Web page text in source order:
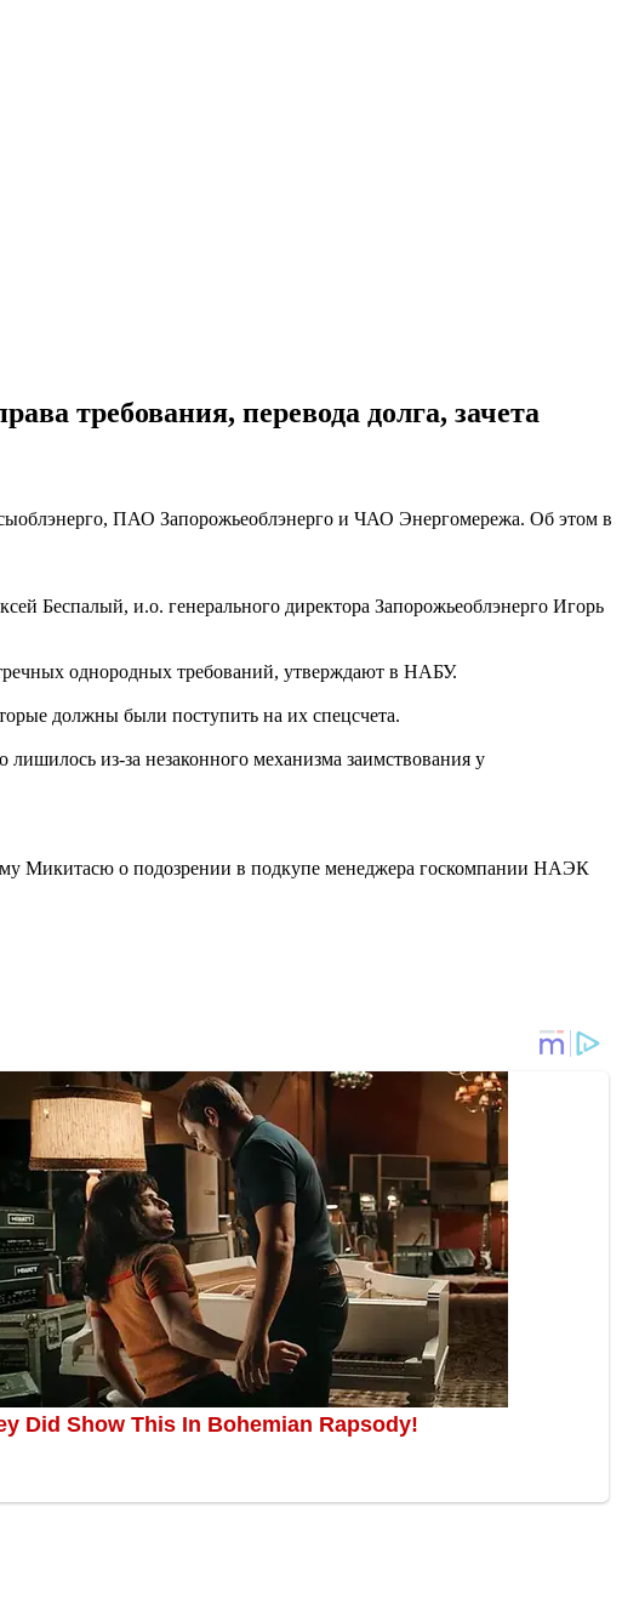
требования, перевода долга, зачета
ПАО Запорожьеоблэнерго и ЧАО Энергомережа. Об этом в
Беспалый, и.о. генерального директора Запорожьеоблэнерго Игорь
однородных требований, утверждают в НАБУ.
должны были поступить на их спецсчета.
из-за незаконного механизма заимствования у
Микитасю о подозрении в подкупе менеджера госкомпании НАЭК